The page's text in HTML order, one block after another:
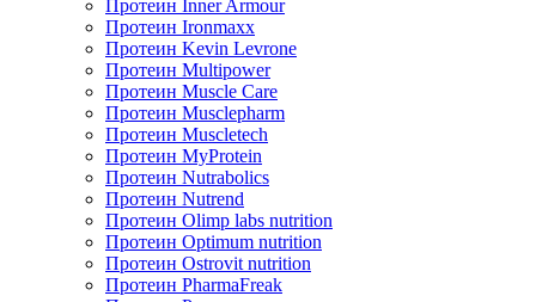
Протеин Inner Armour
Протеин Ironmaxx
Протеин Kevin Levrone
Протеин Multipower
Протеин Muscle Care
Протеин Musclepharm
Протеин Muscletech
Протеин MyProtein
Протеин Nutrabolics
Протеин Nutrend
Протеин Olimp labs nutrition
Протеин Optimum nutrition
Протеин Ostrovit nutrition
Протеин PharmaFreak